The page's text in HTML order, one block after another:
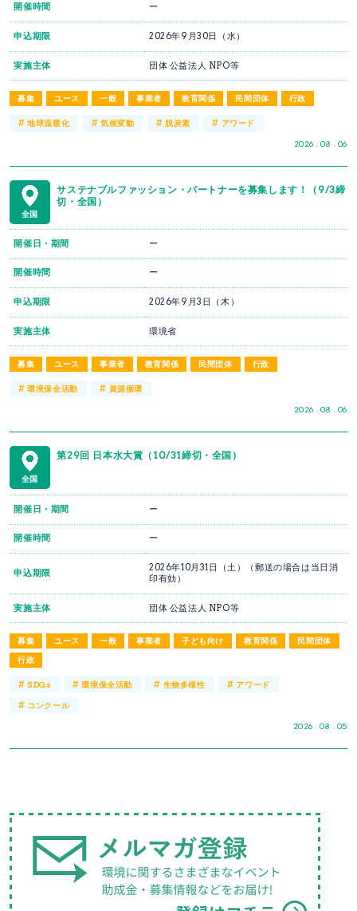
募集 ユース 一般 事業者 教育関係 民間団体 行政
2026 . 08 . 06
開催時間 ー
申込期限 2026年9月30日（水）
実施主体 団体 公益法人 NPO等
#地球温暖化 # 気候変動 #脱炭素 # アワード
全国
サステナブルファッション・パートナーを募集します！（9/3締
切・全国）
募集 ユース 事業者 教育関係 民間団体 行政
2026 . 08 . 06
開催日・期間 ー
開催時間 ー
申込期限 2026年9月3日（木）
実施主体 環境省
#環境保全活動 # 資源循環
全国
第29回 日本水大賞（10/31締切・全国）
募集 ユース 一般 事業者 子ども向け 教育関係
民間団体
行政
2026 . 08 . 05
開催日・期間 ー
開催時間 ー
申込期限
2026年10月31日（土）（郵送の場合は当日消
印有効）
実施主体 団体 公益法人 NPO等
#SDGs #環境保全活動 # 生物多様性 # アワード
# コンクール